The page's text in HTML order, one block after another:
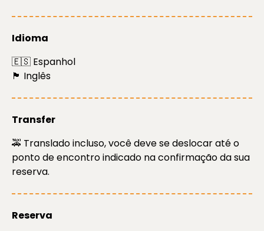
Idioma
🇪🇸 Espanhol
🏴󠁧󠁢󠁥󠁮󠁧󠁿 Inglês
Transfer
🚕 Translado incluso, você deve se deslocar até o
ponto de encontro indicado na confirmação da sua
reserva.
Reserva